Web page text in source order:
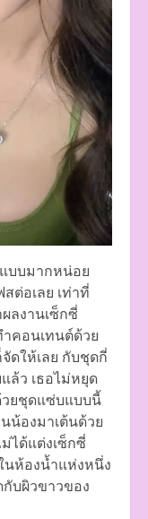
บบมากหน่อย
ต่อเลย เท่าที่
ลงานเซ็กซี่
คอนเทนต์ด้วย
ดให้เลย กับชุดกี่
ล้ว เธอไม่หยุด
ยชุดแซ่บแบบนี้
น้องมาเต้นด้วย
ได้แต่งเซ็กซี่
นห้องน้ำแห่งหนึ่ง
บผิวขาวของ